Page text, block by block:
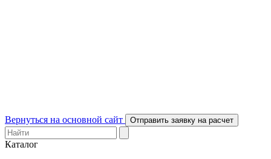
Вернуться на основной сайт Отправить заявку на расчет
Каталог